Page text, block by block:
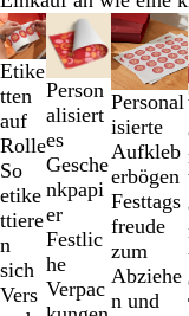
Neue Optionen
Etike
tten
auf
Rolle
So
etike
ttiere
n
sich
Vers
Person
alisiert
es
Gesche
nkpapi
er
Festlic
he
Verpac
Listenp.
Personal
isierte
Aufkleb
erbögen
Festtags
freude
zum
Abziehe
n und
Galeriebilder
1
bis
2
von
7